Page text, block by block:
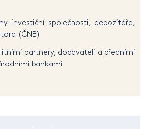
investiční společnosti, depozitáře,
(ČNB)
partnery, dodavateli a předními
bankami